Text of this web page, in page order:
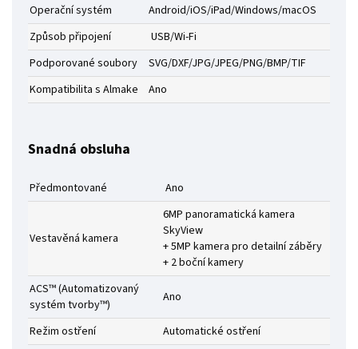
Operační systém
Android/iOS/iPad/Windows/macOS
Způsob připojení
USB/Wi-Fi
Podporované soubory
SVG/DXF/JPG/JPEG/PNG/BMP/TIF
Kompatibilita s Almake
Ano
Snadná obsluha
Předmontované Ano
Vestavěná kamera
6MP panoramatická kamera
SkyView
+ 5MP kamera pro detailní záběry
+ 2 boční kamery
ACS™ (Automatizovaný
systém tvorby™)
Ano
Režim ostření
Automatické ostření